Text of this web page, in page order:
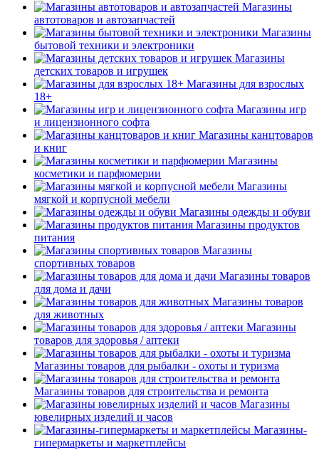
Магазины
автотоваров и автозапчастей
Магазины
бытовой техники и электроники
Магазины
детских товаров и игрушек
Магазины для взрослых
18+
Магазины игр
и лицензионного софта
Магазины канцтоваров
и книг
Магазины
косметики и парфюмерии
Магазины
мягкой и корпусной мебели
Магазины одежды и обуви
Магазины продуктов
питания
Магазины
спортивных товаров
Магазины товаров
для дома и дачи
Магазины товаров
для животных
Магазины
товаров для здоровья / аптеки
Магазины товаров для рыбалки - охоты и туризма
Магазины товаров для строительства и ремонта
Магазины
ювелирных изделий и часов
Магазины-
гипермаркеты и маркетплейсы